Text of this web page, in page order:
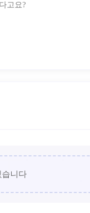
고요?
습니다